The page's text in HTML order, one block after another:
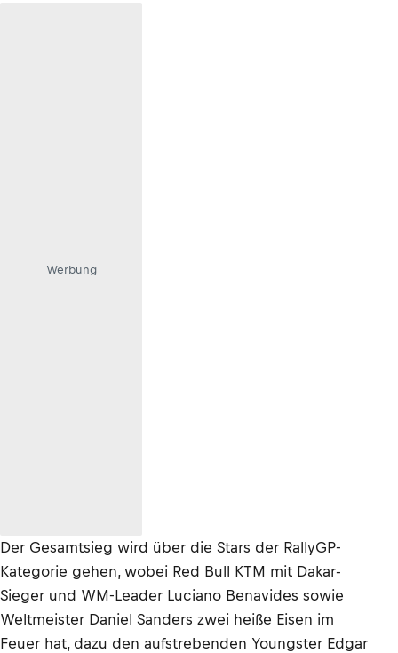
Werbung
Der Gesamtsieg wird über die Stars der RallyGP-
Kategorie gehen, wobei Red Bull KTM mit Dakar-
Sieger und WM-Leader Luciano Benavides sowie
Weltmeister Daniel Sanders zwei heiße Eisen im
Feuer hat, dazu den aufstrebenden Youngster Edgar